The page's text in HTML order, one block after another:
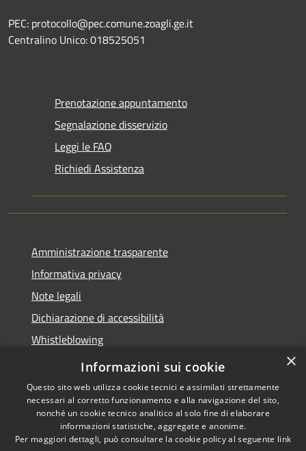
PEC: protocollo@pec.comune.zoagli.ge.it
Centralino Unico: 018525051
Prenotazione appuntamento
Segnalazione disservizio
Leggi le FAQ
Richiedi Assistenza
Amministrazione trasparente
Informativa privacy
Note legali
Dichiarazione di accessibilità
Whistleblowing
Piano di miglioramento dei servizi
Accessibilità
Copyright © 2026 • Comune di
Zoagli • Powered by
×
Informazioni sui cookie
Questo sito web utilizza cookie tecnici e assimilati strettamente
necessari al corretto funzionamento e alla navigazione del sito,
nonché un cookie tecnico analitico al solo fine di elaborare
informazioni statistiche, aggregate e anonime.
Per maggiori dettagli, può consultare la cookie policy al seguente link